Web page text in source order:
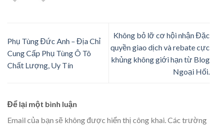
Phụ Tùng Đức Anh – Địa Chỉ
Cung Cấp Phụ Tùng Ô Tô
Chất Lượng, Uy Tín
Không bỏ lỡ cơ hội nhận Đặc
quyền giao dịch và rebate cực
khủng không giới hạn từ Blog
Ngoại Hối.
Để lại một bình luận
Email của bạn sẽ không được hiển thị công khai.Các trường